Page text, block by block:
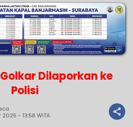
Dilaporkan ke
Polisi
2025 - 13:58 WITA